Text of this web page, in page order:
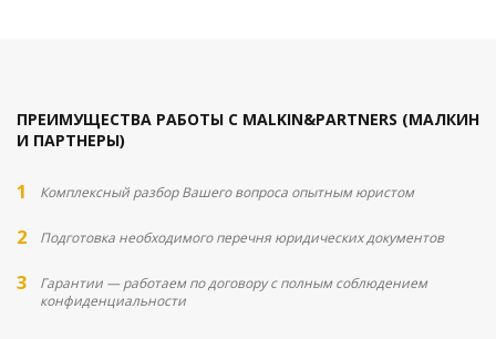
ПРЕИМУЩЕСТВА РАБОТЫ С MALKIN&PARTNERS (МАЛКИН
И ПАРТНЕРЫ)
Комплексный разбор Вашего вопроса опытным юристом
Подготовка необходимого перечня юридических документов
Гарантии — работаем по договору с полным соблюдением
конфиденциальности